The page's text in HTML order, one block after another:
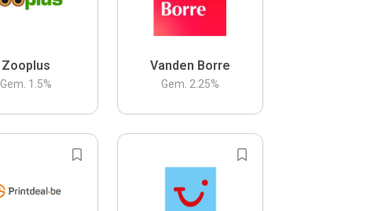
Zooplus
Gem. 1.5%
Vanden Borre
Gem. 2.25%